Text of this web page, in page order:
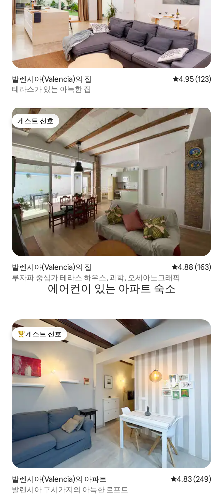
발렌시아(Valencia)의 집 평점 4.95점(5
4.95 (123)
테라스가 있는 아늑한 집
게스트 선호
게스트 선호
발렌시아(Valencia)의 집 평점 4.88점(5
4.88 (163)
루자파 중심가 테라스 하우스, 과학, 오세아노그래픽
에어컨이 있는 아파트 숙소
상위 게스트 선호
게스트 선호
발렌시아(Valencia)의 아파트 평점 4.83점(5
4.83 (249)
발렌시아 구시가지의 아늑한 로프트